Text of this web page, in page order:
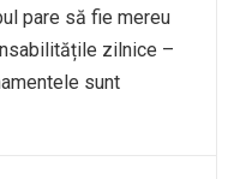
pare să fie mereu
zilnice –
sunt